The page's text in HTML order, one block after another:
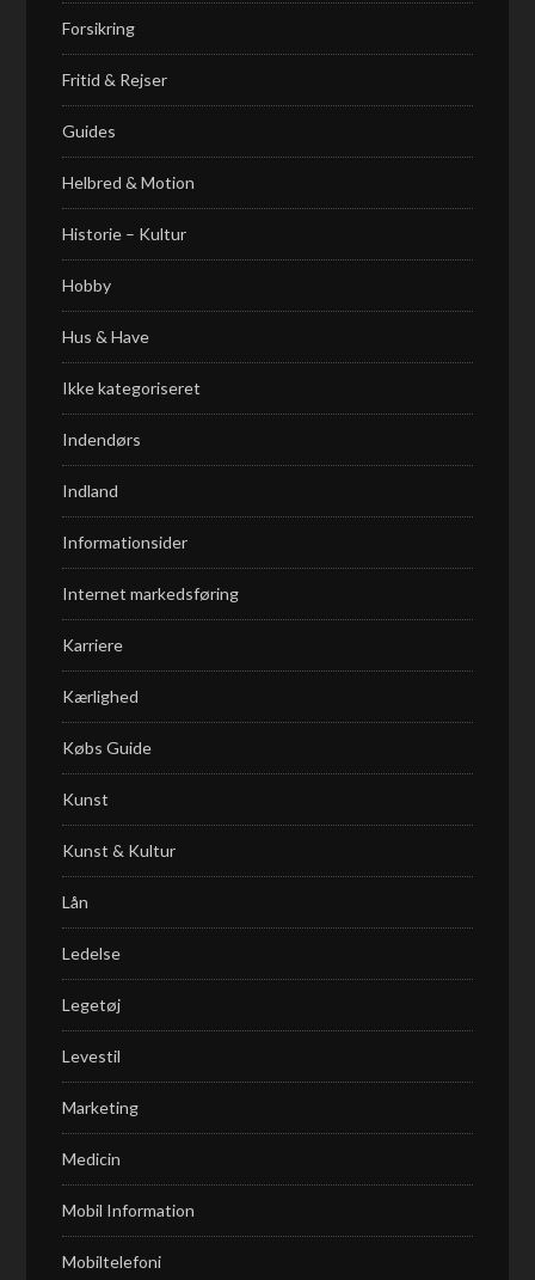
Forsikring
Fritid & Rejser
Guides
Helbred & Motion
Historie – Kultur
Hobby
Hus & Have
Ikke kategoriseret
Indendørs
Indland
Informationsider
Internet markedsføring
Karriere
Kærlighed
Købs Guide
Kunst
Kunst & Kultur
Lån
Ledelse
Legetøj
Levestil
Marketing
Medicin
Mobil Information
Mobiltelefoni